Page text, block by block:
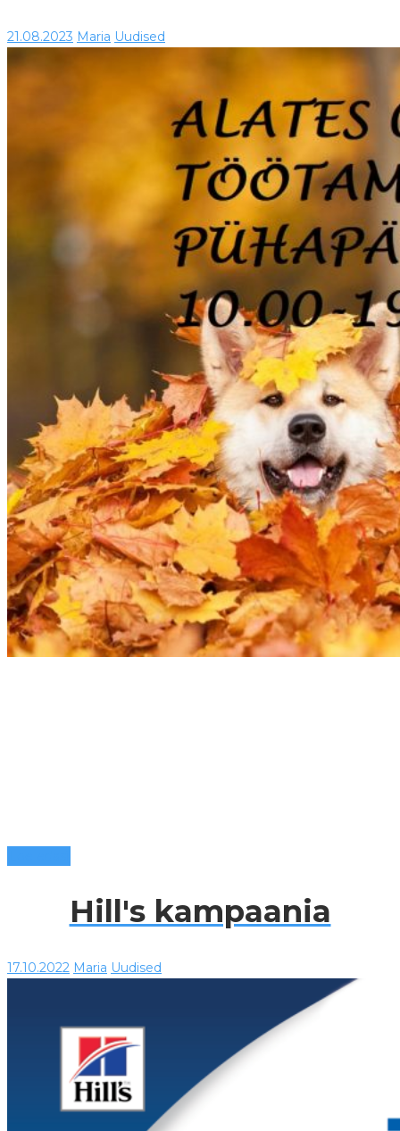
21.08.2023 Maria Uudised
Hill's kampaania
17.10.2022 Maria Uudised